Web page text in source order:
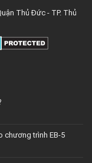
Thủ Đức - TP. Thủ
chương trình EB-5